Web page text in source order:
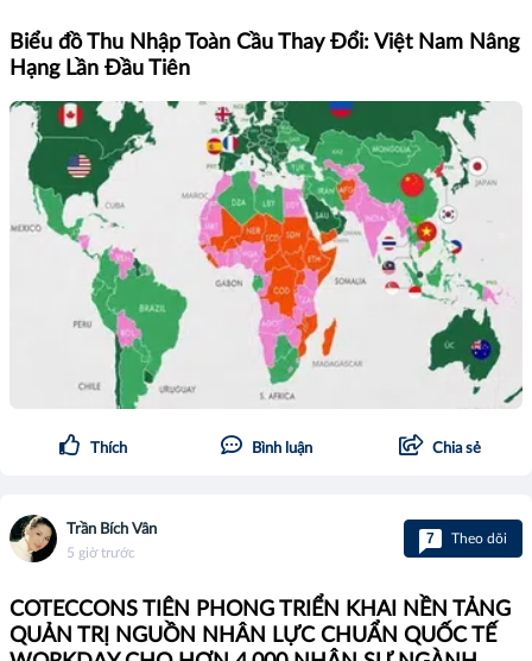
Biểu đồ Thu Nhập Toàn Cầu Thay Đổi: Việt Nam Nâng
Hạng Lần Đầu Tiên
Thích Bình luận Chia sẻ
Trần Bích Vân
5 giờ trước
7 Theo dõi
COTECCONS TIÊN PHONG TRIỂN KHAI NỀN TẢNG
QUẢN TRỊ NGUỒN NHÂN LỰC CHUẨN QUỐC TẾ